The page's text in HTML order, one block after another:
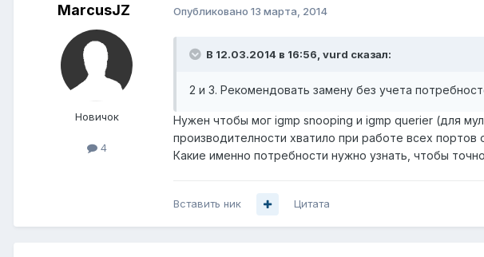
MarcusJZ
Новичок
4
Опубликовано 13 марта, 2014
В 12.03.2014 в 16:56, vurd сказал:
2 и 3. Рекомендовать замену без учета
Нужен чтобы мог igmp snooping и igmp querier (для
производителности хватило при работе всех
Какие именно потребности нужно узнать, чтобы
Вставить ник Цитата